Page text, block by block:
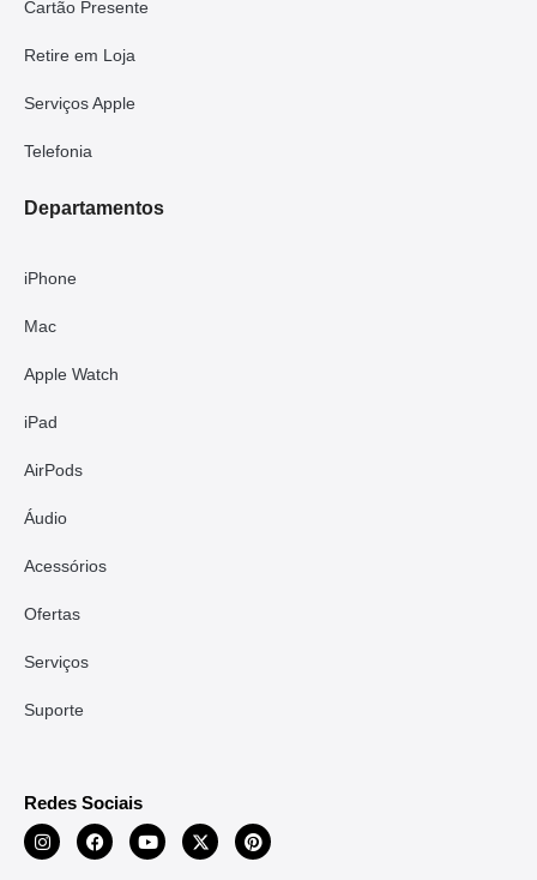
Cartão Presente
Retire em Loja
Serviços Apple
Telefonia
Departamentos
iPhone
Mac
Apple Watch
iPad
AirPods
Áudio
Acessórios
Ofertas
Serviços
Suporte
Redes Sociais